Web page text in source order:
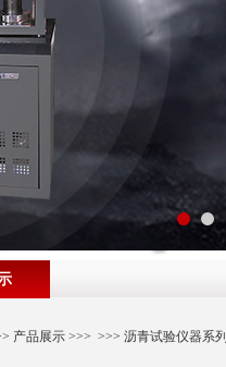
产品展示>>> >>> 沥青试验仪器系列